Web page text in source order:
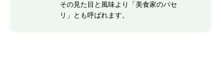
その見た目と風味より「美食家のパセ
リ」とも呼ばれます。